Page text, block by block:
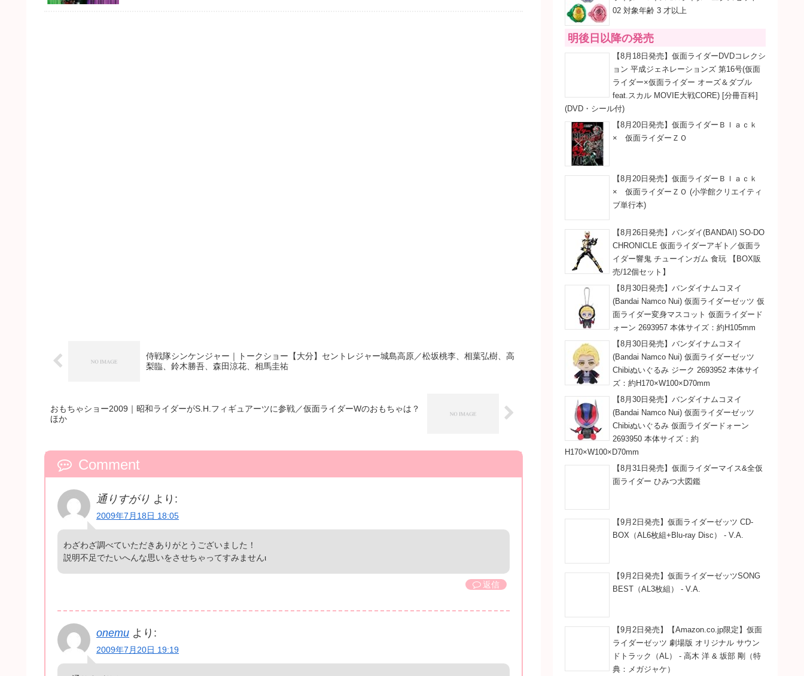
侍戦隊シンケンジャー｜トークショー【大分】セントレジャー城島高原／松坂桃李、相葉弘樹、高
梨臨、鈴木勝吾、森田涼花、相馬圭祐
おもちゃショー2009｜昭和ライダーがS.H.フィギュアーツに参戦／仮面ライダーWのおもちゃは？
ほか
Comment
通りすがり より:
2009年7月18日 18:05
わざわざ調べていただきありがとうございました！
説明不足でたいへんな思いをさせちゃってすみませんι
返信
onemu より:
2009年7月20日 19:19
02 対象年齢 3 才以上
明後日以降の発売
【8月18日発売】仮面ライダーDVDコレクシ
ョン 平成ジェネレーションズ 第16号(仮面
ライダー×仮面ライダー オーズ＆ダブル
feat.スカル MOVIE大戦CORE) [分冊百科]
(DVD・シール付)
【8月20日発売】仮面ライダーＢｌａｃｋ
× 仮面ライダーＺＯ
【8月20日発売】仮面ライダーＢｌａｃｋ
× 仮面ライダーＺＯ (小学館クリエイティ
ブ単行本)
【8月26日発売】バンダイ(BANDAI) SO-DO
CHRONICLE 仮面ライダーアギト／仮面ラ
イダー響鬼 チューインガム 食玩 【BOX販
売/12個セット】
【8月30日発売】バンダイナムコヌイ
(Bandai Namco Nui) 仮面ライダーゼッツ 仮
面ライダー変身マスコット 仮面ライダード
ォーン 2693957 本体サイズ：約H105mm
【8月30日発売】バンダイナムコヌイ
(Bandai Namco Nui) 仮面ライダーゼッツ
Chibiぬいぐるみ ジーク 2693952 本体サイ
ズ：約H170×W100×D70mm
【8月30日発売】バンダイナムコヌイ
(Bandai Namco Nui) 仮面ライダーゼッツ
Chibiぬいぐるみ 仮面ライダードォーン
2693950 本体サイズ：約
H170×W100×D70mm
【8月31日発売】仮面ライダーマイス&全仮
面ライダー ひみつ大図鑑
【9月2日発売】仮面ライダーゼッツ CD-
BOX（AL6枚組+Blu-ray Disc） - V.A.
【9月2日発売】仮面ライダーゼッツSONG
BEST（AL3枚組） - V.A.
【9月2日発売】【Amazon.co.jp限定】仮面
ライダーゼッツ 劇場版 オリジナル サウン
ドトラック（AL） - 高木 洋 & 坂部 剛（特
典：メガジャケ）